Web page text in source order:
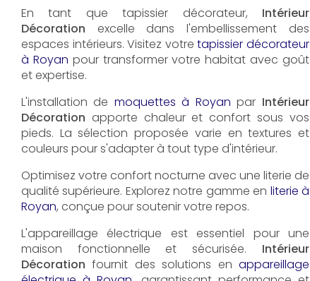
En tant que tapissier décorateur, Intérieur
Décoration excelle dans l'embellissement des
espaces intérieurs. Visitez votretapissier décorateur
à Royan pour transformer votre habitat avec goût
et expertise.
L'installation de moquettes à Royan par Intérieur
Décoration apporte chaleur et confort sous vos
pieds. La sélection proposée varie en textures et
couleurs pour s'adapter à tout type d'intérieur.
Optimisez votre confort nocturne avec une literie de
qualité supérieure. Explorez notre gamme en literie à
Royan, conçue pour soutenir votre repos.
L'appareillage électrique est essentiel pour une
maison fonctionnelle et sécurisée. Intérieur
Décoration fournit des solutions en appareillage